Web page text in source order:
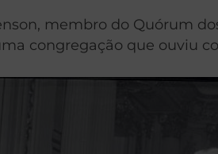
membro do Quórum
congregação que ouviu